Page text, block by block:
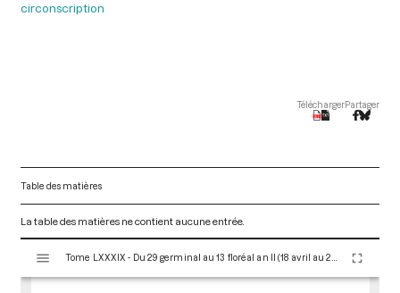
circonscription
TéléchargerPartager
Table des matières
La table des matières ne contient aucune entrée.
s